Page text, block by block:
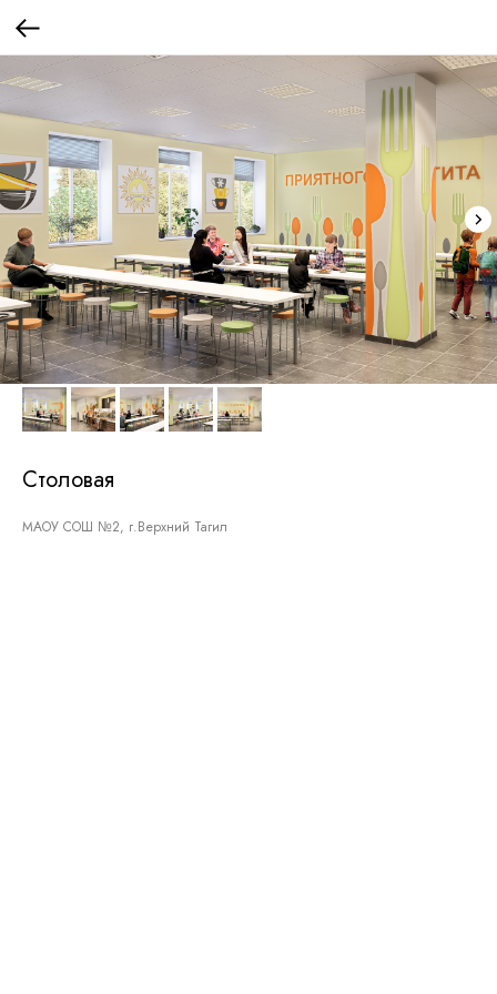
Столовая
МАОУ СОШ №2, г.Верхний Тагил